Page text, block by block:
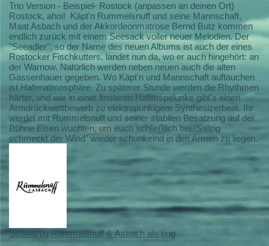
Trio Version - Beispiel- Rostock (anpassen an deinen Ort)
Rostock, ahoi! Käpt'n Rummelsnuff und seine Mannschaft,
Maat Asbach und der Akkordeonmatrose Bernd Butz kommen
endlich zurück mit einem Seesack voller neuer Melodien. Der
"Seeadler", so der Name des neuen Albums ist auch der eines
Rostocker Fischkutters, landet nun da, wo er auch hingehört: an
der Warnow. Natürlich werden neben neuen auch die alten
Gassenhauer gegeben. Wo Käpt'n und Mannschaft auftauchen
ist Hafenatmosphäre. Zu späterer Stunde werden die Rhythmen
härter, und wie in einer finsteren Hafenspelunke gibt's einen
Armdrückwettbewerb zu elektropunkigem Synthesizerbeat. Ihr
werdet mit Rummelsnuff und seiner stabilen Besatzung auf der
Bühne Eisen wuchten, um euch schließlich bei "Salzig
schmeckt der Wind" wieder schunkelnd in den Armen zu liegen.
Schriftzug Rummelsnuff & Asbach als png